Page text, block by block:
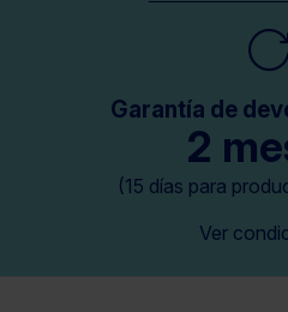
Garantía de
2
(15 días para
Ver